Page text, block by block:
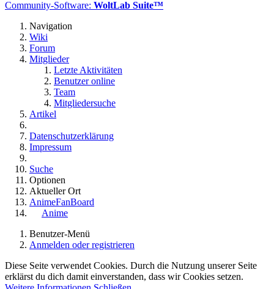
Community-Software: WoltLab Suite™
Navigation
Wiki
Forum
Mitglieder
Letzte Aktivitäten
Benutzer online
Team
Mitgliedersuche
Artikel
Datenschutzerklärung
Impressum
Suche
Optionen
Aktueller Ort
AnimeFanBoard
Anime
Benutzer-Menü
Anmelden oder registrieren
Diese Seite verwendet Cookies. Durch die Nutzung unserer Seite
erklärst du dich damit einverstanden, dass wir Cookies setzen.